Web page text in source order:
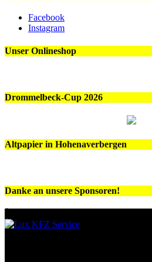
Facebook
Instagram
Unser Onlineshop
Drommelbeck-Cup 2026
Altpapier in Hohenaverbergen
Danke an unsere Sponsoren!